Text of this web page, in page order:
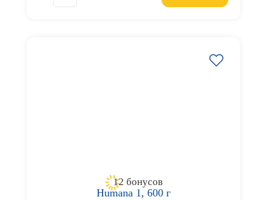
12 бонусов
Humana 1, 600 г